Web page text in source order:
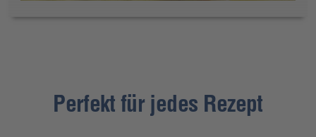
Perfekt für jedes Rezept